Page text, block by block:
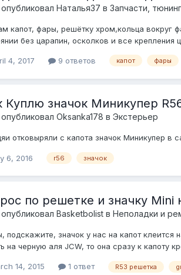
Наталья37 в Запчасти,
капот, фары, решётку хром,кольца вокруг
без царапин, осколков и все
4, 2017 9 ответов капот фары
Куплю значок Миникупер
Oksanka178 в Экстерьер
отковыряли с капота значок Миникупер
6, 2016 r56 значок
по решетке и значку Mini
Basketbolistв Неполадки и
подскажите, значок у нас на капот клеится
на черную аля JCW, то она сразу к капоту
14, 2015 1 ответ R53 решетка